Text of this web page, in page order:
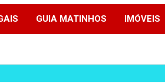
GUIA MATINHOS IMÓVEIS